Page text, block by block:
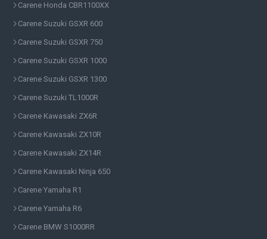
Carene Honda CBR1100XX
Carene Suzuki GSXR 600
Carene Suzuki GSXR 750
Carene Suzuki GSXR 1000
Carene Suzuki GSXR 1300
Carene Suzuki TL1000R
Carene Kawasaki ZX6R
Carene Kawasaki ZX10R
Carene Kawasaki ZX14R
Carene Kawasaki Ninja 650
Carene Yamaha R1
Carene Yamaha R6
Carene BMW S1000RR